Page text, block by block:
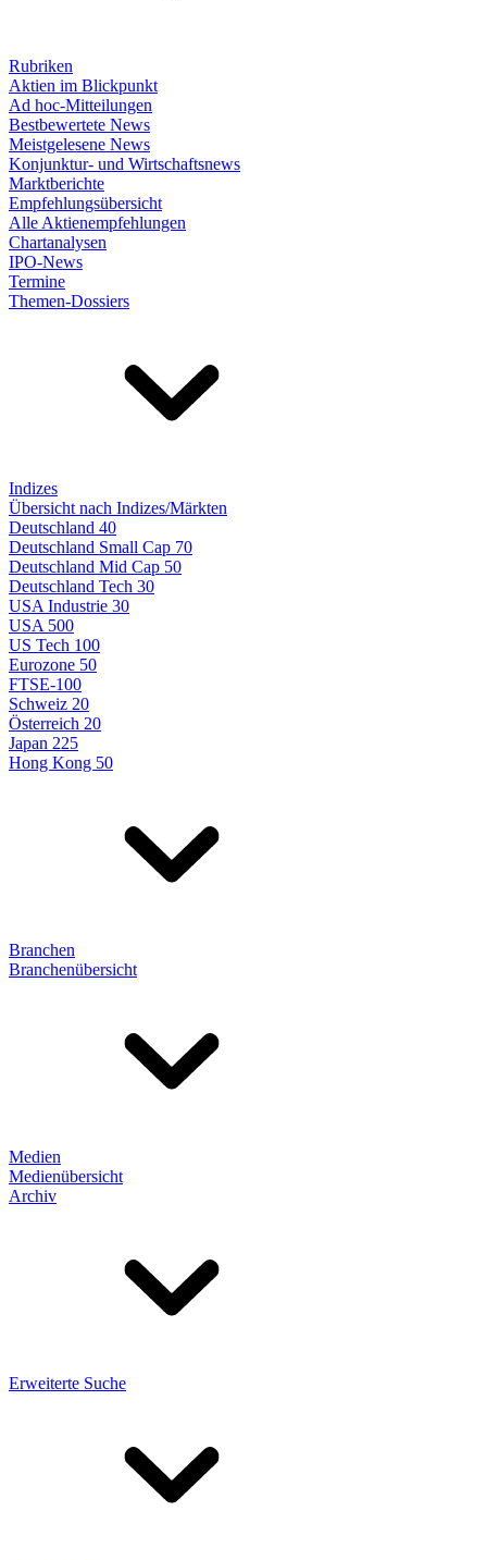
Rubriken
Aktien im Blickpunkt
Ad hoc-Mitteilungen
Bestbewertete News
Meistgelesene News
Konjunktur- und Wirtschaftsnews
Marktberichte
Empfehlungsübersicht
Alle Aktienempfehlungen
Chartanalysen
IPO-News
Termine
Themen-Dossiers
Indizes
Übersicht nach Indizes/Märkten
Deutschland 40
Deutschland Small Cap 70
Deutschland Mid Cap 50
Deutschland Tech 30
USA Industrie 30
USA 500
US Tech 100
Eurozone 50
FTSE-100
Schweiz 20
Österreich 20
Japan 225
Hong Kong 50
Branchen
Branchenübersicht
Medien
Medienübersicht
Archiv
Erweiterte Suche